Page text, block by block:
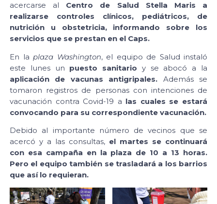
acercarse al Centro de Salud Stella Maris
a
realizarse controles clínicos, pediátricos, de
nutrición u obstetricia, informando sobre los
servicios que se prestan en el Caps.
En la plaza Washington, el equipo de Salud instaló
este lunes un puesto sanitario y se abocó a la
aplicación de vacunas antigripales. Además se
tomaron registros de personas con intenciones de
vacunación contra Covid-19 a las cuales se estará
convocando para su correspondiente vacunación.
Debido al importante número de vecinos que se
acercó y a las consultas, el martes se continuará
con esa campaña en la plaza de 10 a 13 horas.
Pero el equipo también se trasladará a los barrios
que así lo requieran.